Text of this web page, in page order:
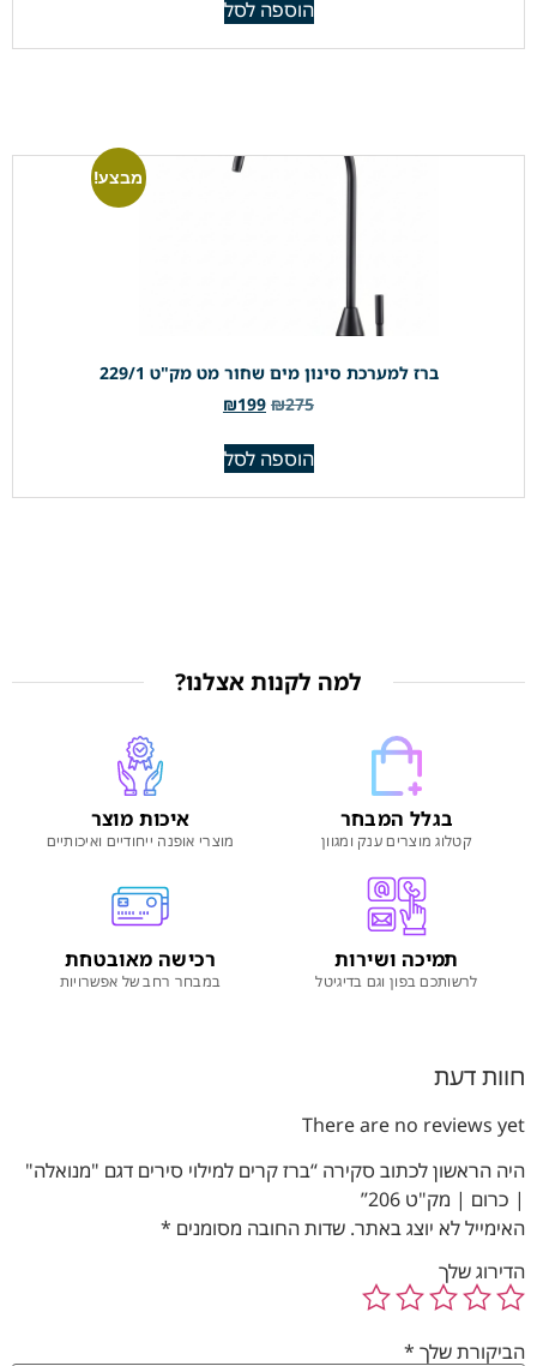
הוספה לסל
מבצע!
ברז למערכת סינון מים שחור מט מק"ט 229/1
₪275
₪199
הוספה לסל
למה לקנות אצלנו?
בגלל המבחר
קטלוג מוצרים ענק ומגוון
איכות מוצר
מוצרי אופנה ייחודיים ואיכותיים
תמיכה ושירות
לרשותכם בפון וגם בדיגיטל
רכישה מאובטחת
במבחר רחב של אפשרויות
חוות דעת
There are no reviews yet
היה הראשון לכתוב סקירה “ברז קרים למילוי סירים דגם "מנואלה"
| כרום | מק"ט 206”
האימייל לא יוצג באתר. שדות החובה מסומנים *
הדירוג שלך
הביקורת שלך *